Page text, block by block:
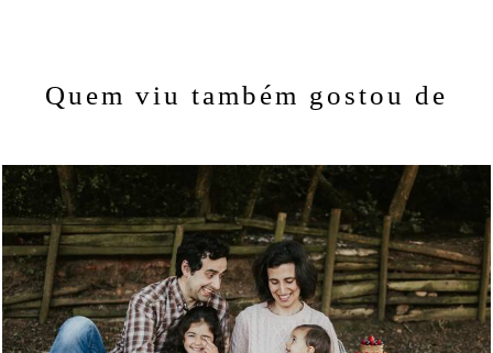
Quem viu também gostou de